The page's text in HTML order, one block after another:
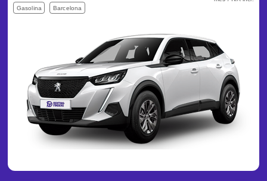
Gasolina Barcelona